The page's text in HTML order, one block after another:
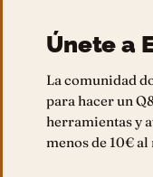
Únete a
La comunidad
para hacer un
herramientas y
menos de 10€ al